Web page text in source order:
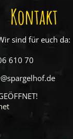
Kontakt
sind für euch da:
610 70